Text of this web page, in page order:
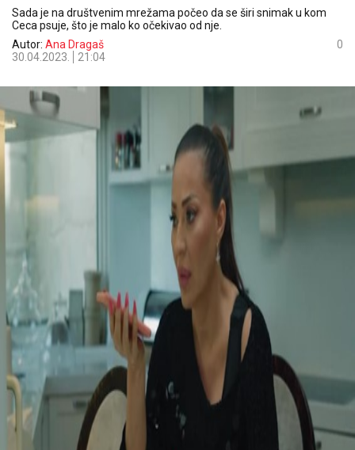
Sada je na društvenim mrežama počeo da se širi snimak u kom
Ceca psuje, što je malo ko očekivao od nje.
Autor: Ana Dragaš
30.04.2023.
21:04
0